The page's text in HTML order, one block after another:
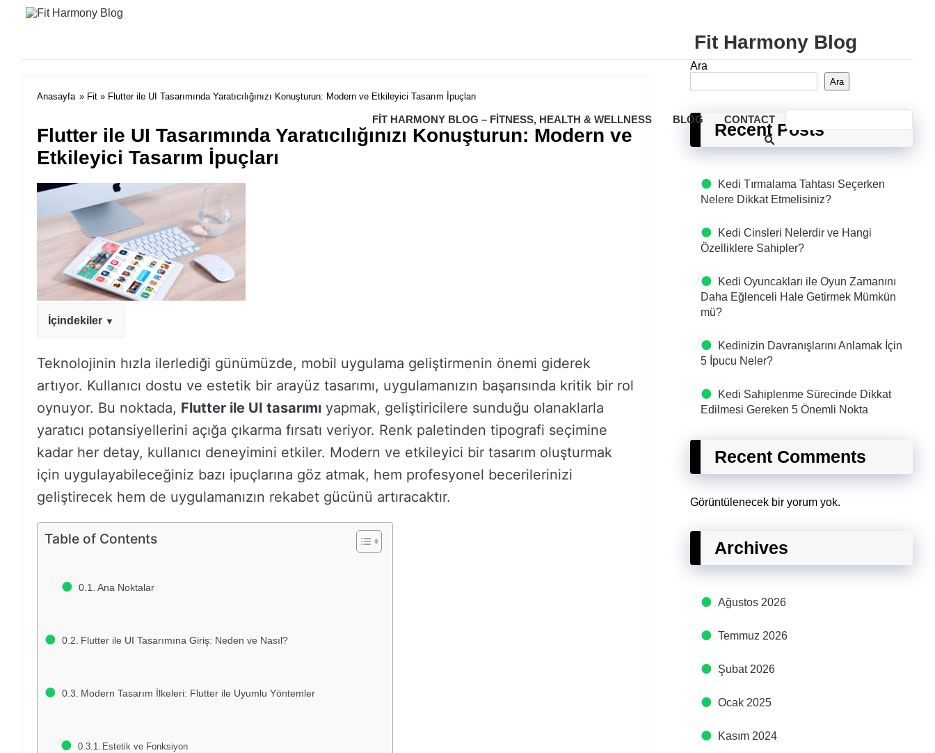
Fit Harmony Blog
FIT HARMONY BLOG – FITNESS, HEALTH & WELLNESS BLOG CONTACT
Anasayfa » Fit » Flutter ile UI Tasarımında Yaratıcılığınızı Konuşturun: Modern ve Etkileyici Tasarım İpuçları
Flutter ile UI Tasarımında Yaratıcılığınızı Konuşturun: Modern ve
Etkileyici Tasarım İpuçları
İçindekiler
Teknolojinin hızla ilerlediği günümüzde, mobil uygulama geliştirmenin önemi giderek
artıyor. Kullanıcı dostu ve estetik bir arayüz tasarımı, uygulamanızın başarısında kritik bir rol
oynuyor. Bu noktada, Flutter ile UI tasarımı yapmak, geliştiricilere sunduğu olanaklarla
yaratıcı potansiyellerini açığa çıkarma fırsatı veriyor. Renk paletinden tipografi seçimine
kadar her detay, kullanıcı deneyimini etkiler. Modern ve etkileyici bir tasarım oluşturmak
için uygulayabileceğiniz bazı ipuçlarına göz atmak, hem profesyonel becerilerinizi
geliştirecek hem de uygulamanızın rekabet gücünü artıracaktır.
Table of Contents
Ana Noktalar
Flutter ile UI Tasarımına Giriş: Neden ve Nasıl?
Modern Tasarım İlkeleri: Flutter ile Uyumlu Yöntemler
Estetik ve Fonksiyon
Ara
Ara
Recent Posts
Kedi Tırmalama Tahtası Seçerken
Nelere Dikkat Etmelisiniz?
Kedi Cinsleri Nelerdir ve Hangi
Özelliklere Sahipler?
Kedi Oyuncakları ile Oyun Zamanını
Daha Eğlenceli Hale Getirmek Mümkün
mü?
Kedinizin Davranışlarını Anlamak İçin
5 İpucu Neler?
Kedi Sahiplenme Sürecinde Dikkat
Edilmesi Gereken 5 Önemli Nokta
Recent Comments
Görüntülenecek bir yorum yok.
Archives
Ağustos 2026
Temmuz 2026
Şubat 2026
Ocak 2025
Kasım 2024